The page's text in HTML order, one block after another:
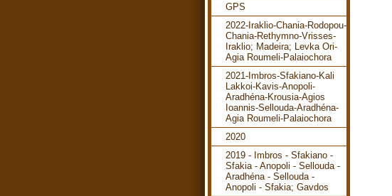
GPS
2022-Iraklio-Chania-Rodopou-
Chania-Rethymno-Vrisses-
Iraklio; Madeira; Levka Ori-
Agia Roumeli-Palaiochora
2021-Imbros-Sfakiano-Kali
Lakkoi-Kavis-Anopoli-
Aradhéna-Krousia-Agios
Ioannis-Sellouda-Aradhéna-
Agia Roumeli-Palaiochora
2020
2019 - Imbros - Sfakiano -
Sfakia - Anopoli - Sellouda -
Aradhéna - Sellouda -
Anopoli - Sfakia; Gavdos